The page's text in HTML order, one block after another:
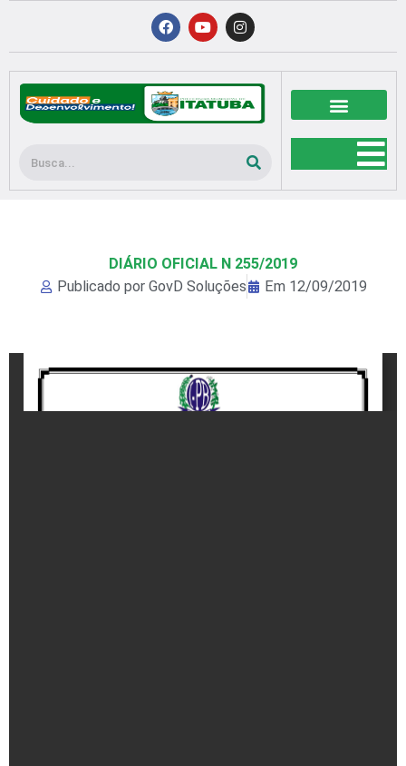
conteúdo
F
a
c
b
o
o
k
Y
o
u
u
b
e
I
n
s
a
g
r
a
Pesquisar
DIÁRIO OFICIAL N 255/2019
Publicado por GovD Soluções Em 12/09/2019